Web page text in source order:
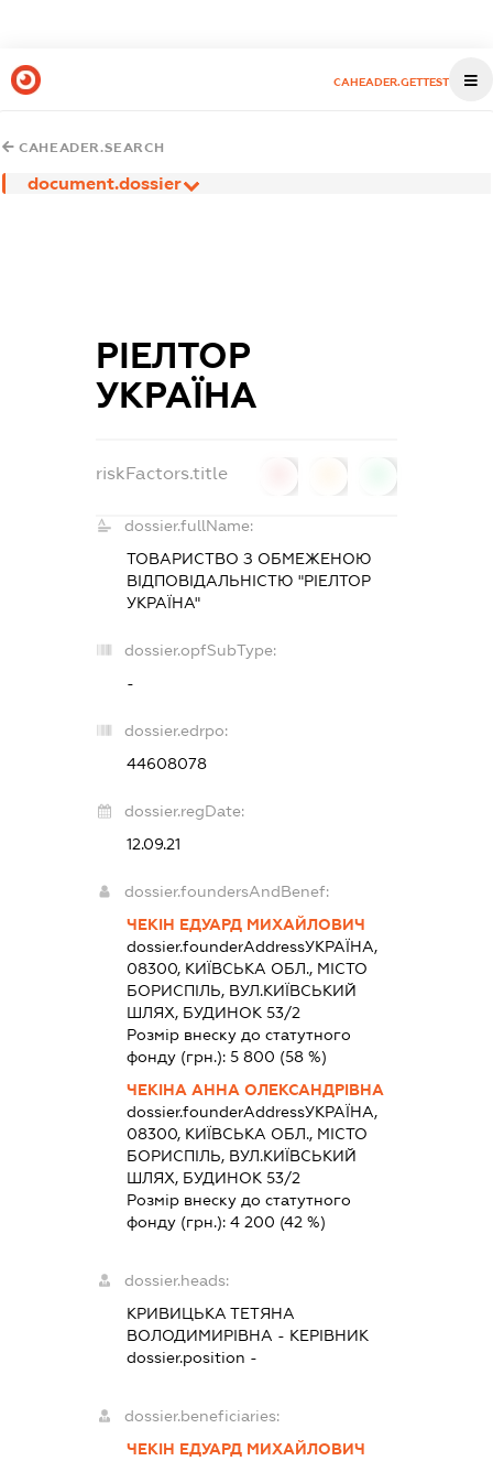
CAHEADER.GETTEST
CAHEADER.SEARCH
document.dossier
РІЕЛТОР
УКРАЇНА
riskFactors.title
dossier.fullName:
ТОВАРИСТВО З ОБМЕЖЕНОЮ
ВІДПОВІДАЛЬНІСТЮ "РІЕЛТОР
УКРАЇНА"
dossier.opfSubType:
-
dossier.edrpo:
44608078
dossier.regDate:
12.09.21
dossier.foundersAndBenef:
ЧЕКІН ЕДУАРД МИХАЙЛОВИЧ
dossier.founderAddressУКРАЇНА,
08300, КИЇВСЬКА ОБЛ., МІСТО
БОРИСПІЛЬ, ВУЛ.КИЇВСЬКИЙ
ШЛЯХ, БУДИНОК 53/2
Розмір внеску до статутного
фонду (грн.):5 800 (58 %)
ЧЕКІНА АННА ОЛЕКСАНДРІВНА
dossier.founderAddressУКРАЇНА,
08300, КИЇВСЬКА ОБЛ., МІСТО
БОРИСПІЛЬ, ВУЛ.КИЇВСЬКИЙ
ШЛЯХ, БУДИНОК 53/2
Розмір внеску до статутного
фонду (грн.):4 200 (42 %)
dossier.heads:
КРИВИЦЬКА ТЕТЯНА
ВОЛОДИМИРІВНА - КЕРІВНИК
dossier.position -
dossier.beneficiaries:
ЧЕКІН ЕДУАРД МИХАЙЛОВИЧ